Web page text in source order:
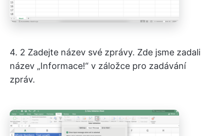
4. 2 Zadejte název své zprávy. Zde jsme zadali
název „Informace!“ v záložce pro zadávání
zpráv.